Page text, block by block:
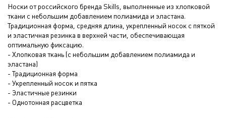
Носки от российского бренда Skills, выполненные из хлопковой
ткани с небольшим добавлением полиамида и эластана.
Традиционная форма, средняя длина, укрепленный носок с пяткой
и эластичная резинка в верхней части, обеспечивающая
оптимальную фиксацию.
- Хлопковая ткань (с небольшим добавлением полиамида и
эластана)
- Традиционная форма
- Укрепленный носок и пятка
- Эластичные резинки
- Однотонная расцветка